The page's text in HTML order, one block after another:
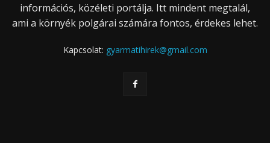
információs, közéleti portálja. Itt mindent megtalál,
ami a környék polgárai számára fontos, érdekes lehet.
Kapcsolat: gyarmatihirek@gmail.com